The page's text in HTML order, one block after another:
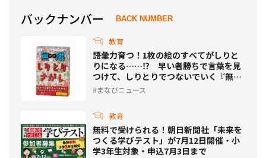
バックナンバー BACK NUMBER
教育
語彙力育つ！1枚の絵のすべてがしりと
りになる……⁉ 早い者勝ちで言葉を見
つけて、しりとりでつないでいく『無限
しりとりさがし』発売
まなびニュース
教育
無料で受けられる！朝日新聞社「未来を
つくる学びテスト」が7月12日開催・小
学3年生対象・申込7月3日まで